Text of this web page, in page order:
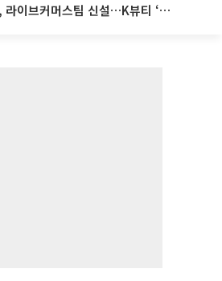
머스팀 신설…K뷰티 ‘글로벌 판매망’ 확대[K뷰티 라방戰]